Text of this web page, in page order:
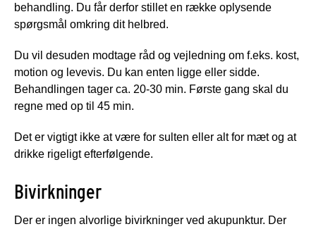
behandling. Du får derfor stillet en række oplysende
spørgsmål omkring dit helbred.
Du vil desuden modtage råd og vejledning om f.eks. kost,
motion og levevis. Du kan enten ligge eller sidde.
Behandlingen tager ca. 20-30 min. Første gang skal du
regne med op til 45 min.
Det er vigtigt ikke at være for sulten eller alt for mæt og at
drikke rigeligt efterfølgende.
Bivirkninger
Der er ingen alvorlige bivirkninger ved akupunktur. Der